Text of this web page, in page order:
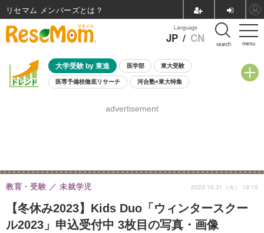
menu
Language
JP / CN search
大学受験 by 東進 医学部 東大受験
医専予備校徹底リサーチ 河合塾×東大特集
8月開催学校説明会・相談会
advertisement
【冬休み2023】Kids Duo「ウィンタースクー
ル2023」申込受付中 3枚目の写真・画像
教育・受験 未就学児 2023.10.31（火） 19:15
リセマム メンバーズ